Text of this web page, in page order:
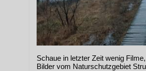
Schaue in letzter Zeit wenig
Bilder vom Naturschutzgebiet